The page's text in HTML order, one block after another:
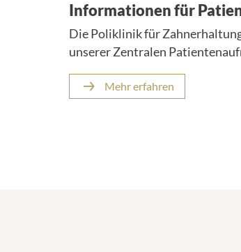
Informationen für
Die Poliklinik für
unserer Zentralen
Mehr erfahren